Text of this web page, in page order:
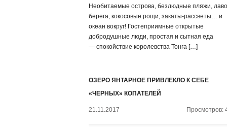
Необитаемые острова, безлюдные пляжи,
берега, кокосовые рощи, закаты-рассветы… и
океан вокруг! Гостеприимные открытые
добродушные люди, простая и сытная еда
— спокойствие королевства Тонга […]
ОЗЕРО ЯНТАРНОЕ ПРИВЛЕКЛО К СЕБЕ
«ЧЕРНЫХ» КОПАТЕЛЕЙ
21.11.2017 Просмотров: